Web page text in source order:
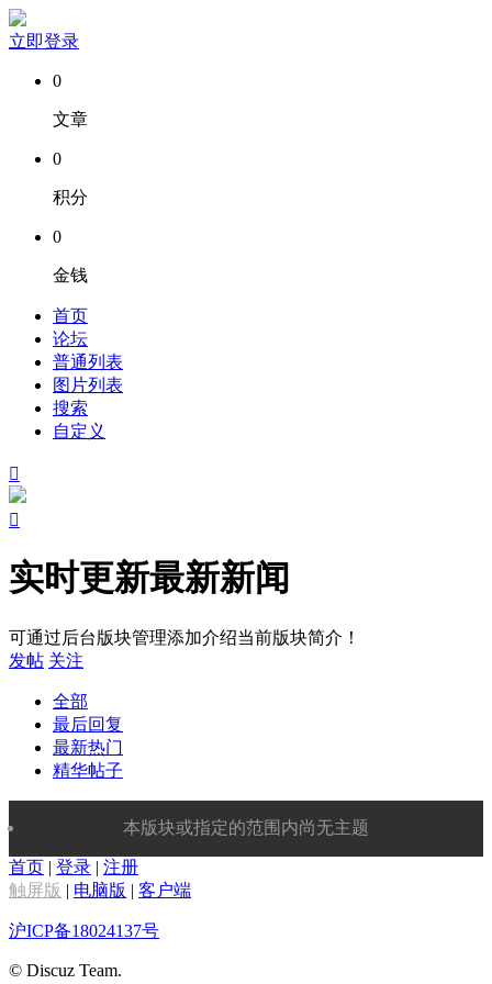
立即登录
0
文章
0
积分
0
金钱
首页
论坛
普通列表
图片列表
搜索
自定义


实时更新最新新闻
可通过后台版块管理添加介绍当前版块简介！
发帖 关注
全部
最后回复
最新热门
精华帖子
本版块或指定的范围内尚无主题
首页 | 登录 | 注册
触屏版 | 电脑版 | 客户端
沪ICP备18024137号
© Discuz Team.